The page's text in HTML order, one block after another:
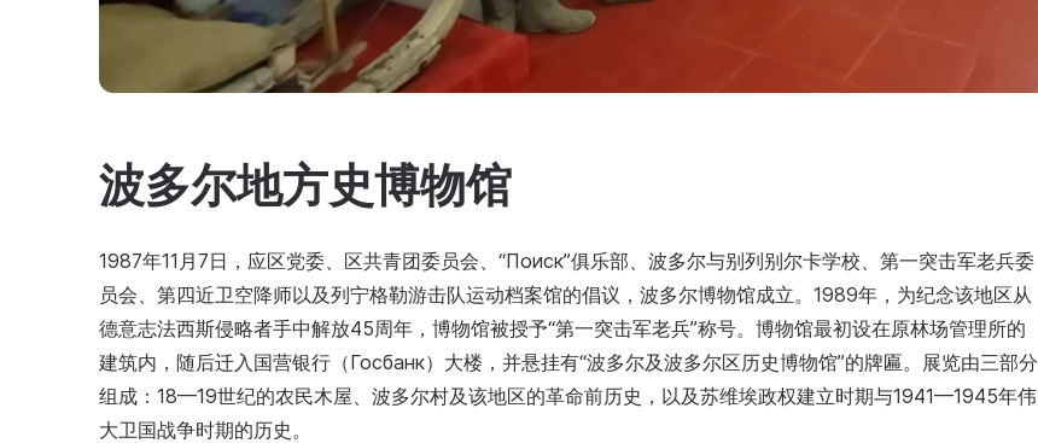
波多尔地方史博物馆
1987年11月7日，应区党委、区共青团委员会、“Поиск”俱乐部、波多尔与别列别尔卡学校、第一突击军老兵委
员会、第四近卫空降师以及列宁格勒游击队运动档案馆的倡议，波多尔博物馆成立。1989年，为纪念该地区从
德意志法西斯侵略者手中解放45周年，博物馆被授予“第一突击军老兵”称号。博物馆最初设在原林场管理所的
建筑内，随后迁入国营银行（Госбанк）大楼，并悬挂有“波多尔及波多尔区历史博物馆”的牌匾。展览由三部分
组成：18—19世纪的农民木屋、波多尔村及该地区的革命前历史，以及苏维埃政权建立时期与1941—1945年伟
大卫国战争时期的历史。